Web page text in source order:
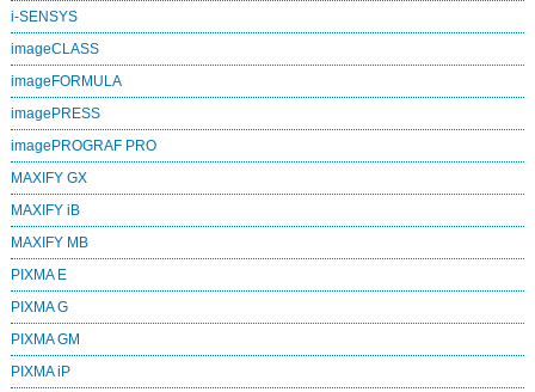
i‑SENSYS
imageCLASS
imageFORMULA
imagePRESS
imagePROGRAF PRO
MAXIFY GX
MAXIFY iB
MAXIFY MB
PIXMA E
PIXMA G
PIXMA GM
PIXMA iP